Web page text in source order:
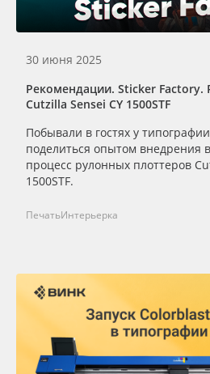
30 июня 2025
Рекомендации. Sticker Factory.
Cutzilla Sensei CY 1500STF
Побывали в гостях у
поделиться опытом внедрения
процесс рулонных плоттеров
1500STF.
ПечатьИнтерьерка